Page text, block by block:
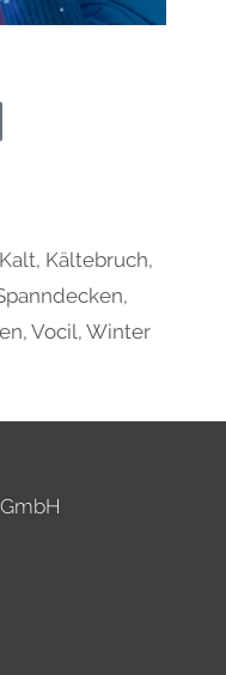
Kalt, Kältebruch,
,
, Vocil, Winter